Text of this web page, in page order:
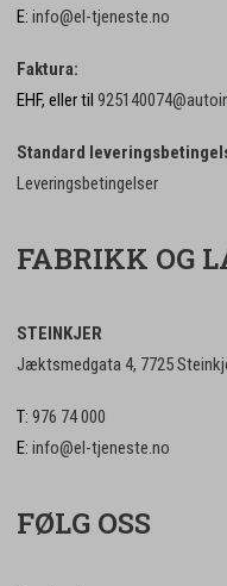
E: info@el-tjeneste.no
Faktura:
EHF, eller til
Standard
Leveringsbetingelser
FABRIKK OG
STEINKJER
Jæktsmedgata 4, 7725
T: 976 74 000
E: info@el-tjeneste.no
FØLG OSS